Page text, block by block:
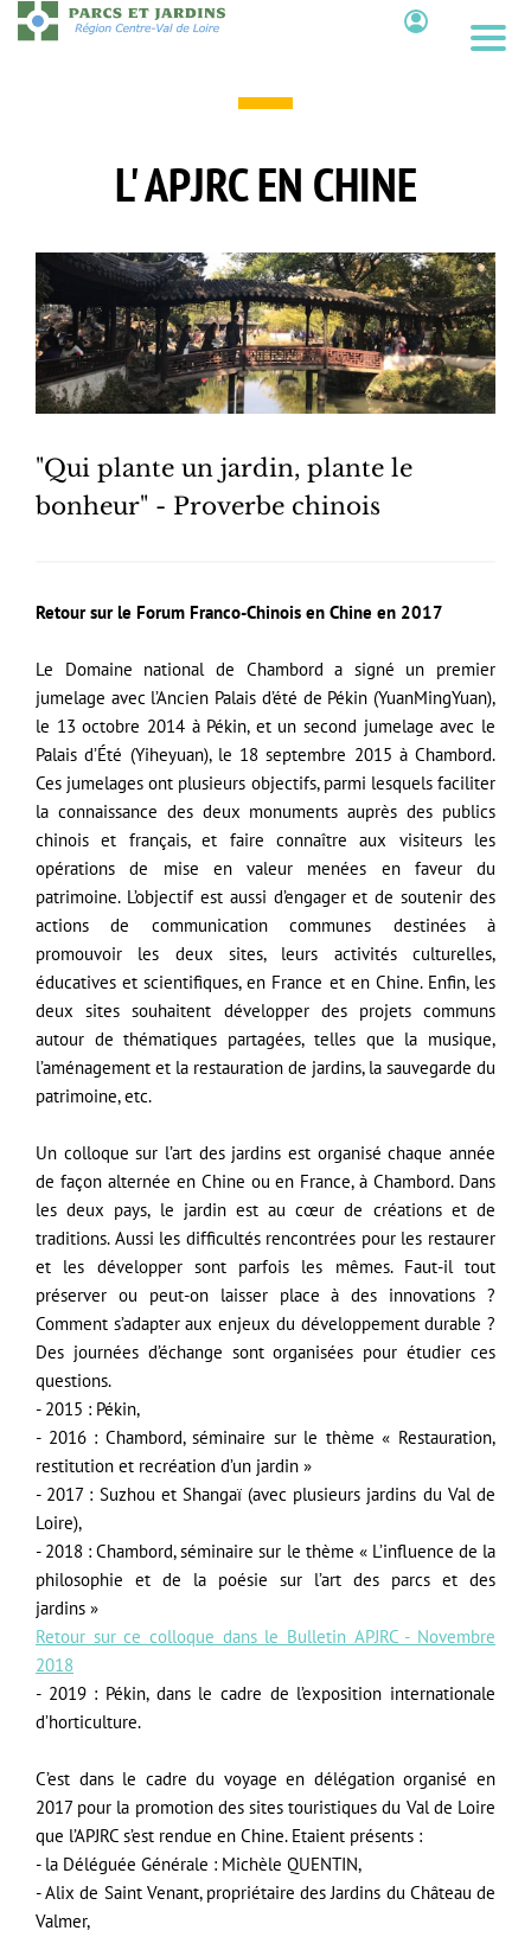
Aller
au
L' APJRC EN CHINE
"Qui plante un jardin, plante le
bonheur" - Proverbe chinois
Retour sur le Forum Franco-Chinois en Chine en 2017
Le Domaine national de Chambord a signé un premier
jumelage avec l’Ancien Palais d’été de Pékin (YuanMingYuan),
le 13 octobre 2014 à Pékin, et un second jumelage avec le
Palais d’Été (Yiheyuan), le 18 septembre 2015 à Chambord.
Ces jumelages ont plusieurs objectifs, parmi lesquels faciliter
la connaissance des deux monuments auprès des publics
chinois et français, et faire connaître aux visiteurs les
opérations de mise en valeur menées en faveur du
patrimoine. L’objectif est aussi d’engager et de soutenir des
actions de communication communes destinées à
promouvoir les deux sites, leurs activités culturelles,
éducatives et scientifiques, en France et en Chine. Enfin, les
deux sites souhaitent développer des projets communs
autour de thématiques partagées, telles que la musique,
l’aménagement et la restauration de jardins, la sauvegarde du
patrimoine, etc.
Un colloque sur l’art des jardins est organisé chaque année
de façon alternée en Chine ou en France, à Chambord. Dans
les deux pays, le jardin est au cœur de créations et de
traditions. Aussi les difficultés rencontrées pour les restaurer
et les développer sont parfois les mêmes. Faut-il tout
préserver ou peut-on laisser place à des innovations ?
Comment s’adapter aux enjeux du développement durable ?
Des journées d’échange sont organisées pour étudier ces
questions.
- 2015 : Pékin,
- 2016 : Chambord, séminaire sur le thème« Restauration,
restitution et recréation d’un jardin »
- 2017 : Suzhou et Shangaï (avec plusieurs jardins du Val de
Loire),
- 2018 : Chambord,séminaire sur le thème « L’influence de la
philosophie et de la poésie sur l’art des parcs et des
jardins »
Retour sur ce colloque dans le Bulletin APJRC - Novembre
2018
- 2019 : Pékin, dans le cadre de l’exposition internationale
d’horticulture.
C’est dans le cadre du voyage en délégation organisé en
2017 pour la promotion des sites touristiques du Val de Loire
que l’APJRC s’est rendue en Chine. Etaient présents :
- la Déléguée Générale : Michèle QUENTIN,
- Alix de Saint Venant, propriétaire des Jardins du Château de
Valmer,